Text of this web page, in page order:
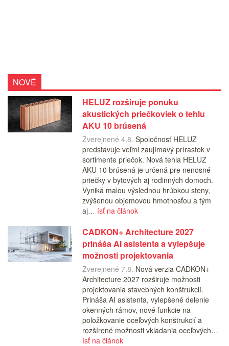
NOVÉ
HELUZ rozširuje ponuku
akustických priečkoviek o tehlu
AKU 10 brúsená
Zverejnené 4.8. Spoločnosť HELUZ
predstavuje veľmi zaujímavý prírastok v
sortimente priečok. Nová tehla HELUZ
AKU 10 brúsená je určená pre nenosné
priečky v bytových aj rodinných domoch.
Vyniká malou výslednou hrúbkou steny,
zvýšenou objemovou hmotnosťou a tým
aj… ísť na článok
CADKON+ Architecture 2027
prináša AI asistenta a vylepšuje
možnosti projektovania
Zverejnené 7.8. Nová verzia CADKON+
Architecture 2027 rozširuje možnosti
projektovania stavebných konštrukcií.
Prináša AI asistenta, vylepšené delenie
okenných rámov, nové funkcie na
položkovanie oceľových konštrukcií a
rozšírené možnosti vkladania oceľových…
ísť na článok